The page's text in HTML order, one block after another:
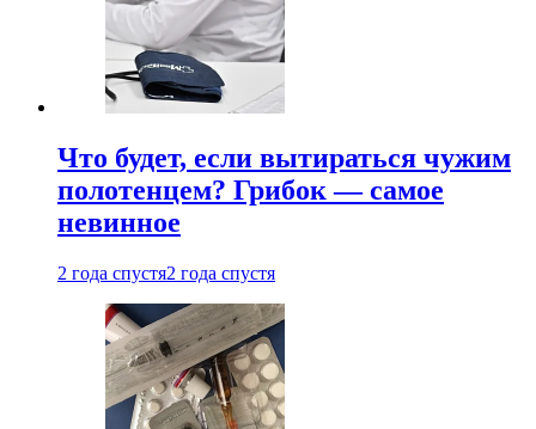
Что будет, если вытираться чужим
полотенцем? Грибок — самое
невинное
2 года спустя2 года спустя